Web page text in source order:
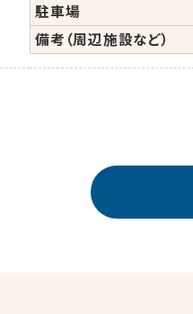
駐車場
備考（周辺施設など）